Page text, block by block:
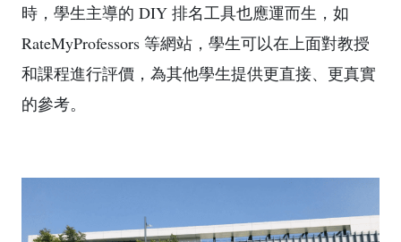
時，學生主導的 DIY 排名工具也應運而生，如
RateMyProfessors 等網站，學生可以在上面對教授
和課程進行評價，為其他學生提供更直接、更真實
的參考。